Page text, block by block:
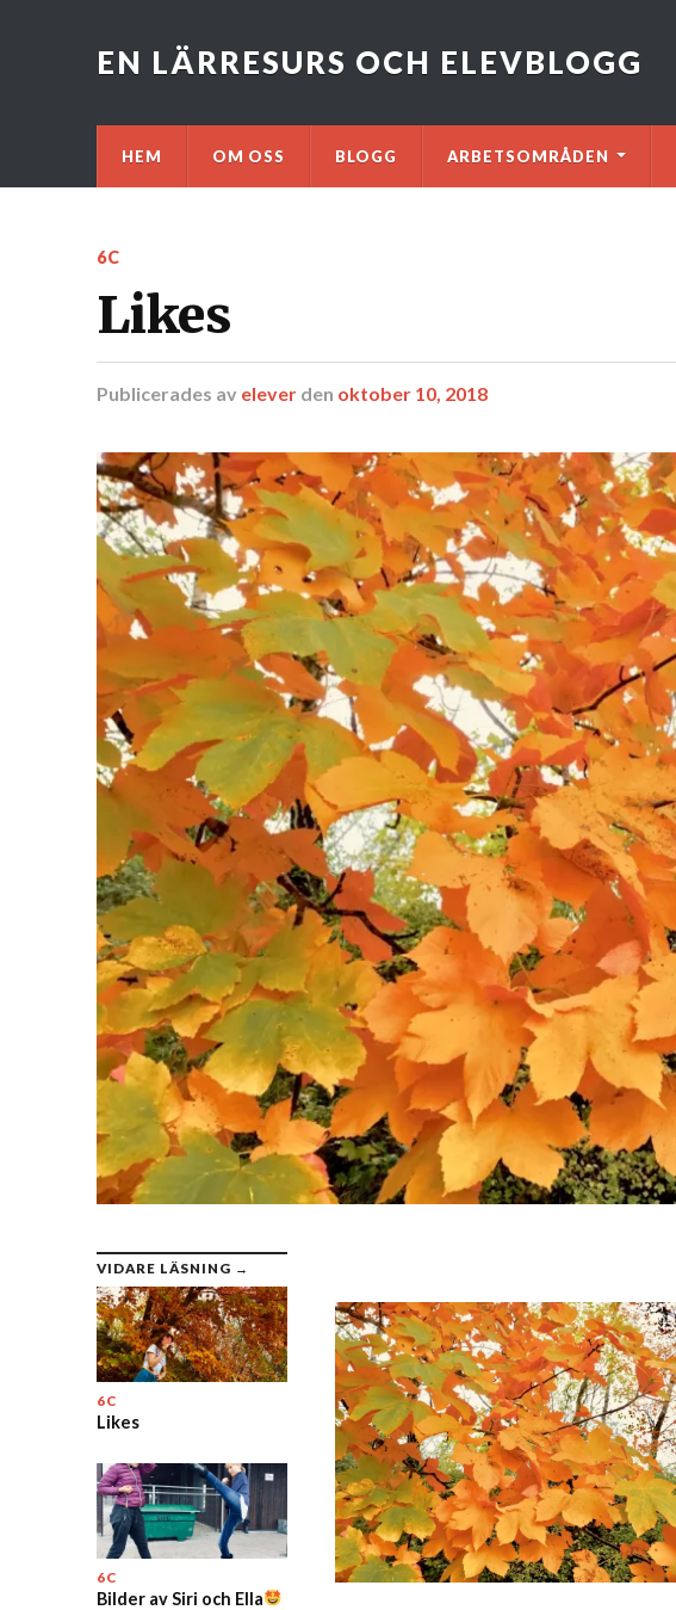
EN LÄRRESURS OCH ELEVBLOGG
HEM OM OSS BLOGG ARBETSOMRÅDEN
6C
Likes
Publicerades av elever den oktober 10, 2018
VIDARE LÄSNING →
6C
Likes
6C
Bilder av Siri och Ella